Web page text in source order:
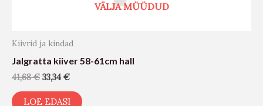
VÄLJA MÜÜDUD
Kiivrid ja kindad
Jalgratta kiiver 58-61cm hall
41,68€ 33,34€
LOE EDASI